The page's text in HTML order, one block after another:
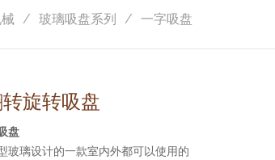
玻璃吸盘系列 一字吸盘
旋转吸盘
盘
玻璃设计的一款室内外都可以使用的